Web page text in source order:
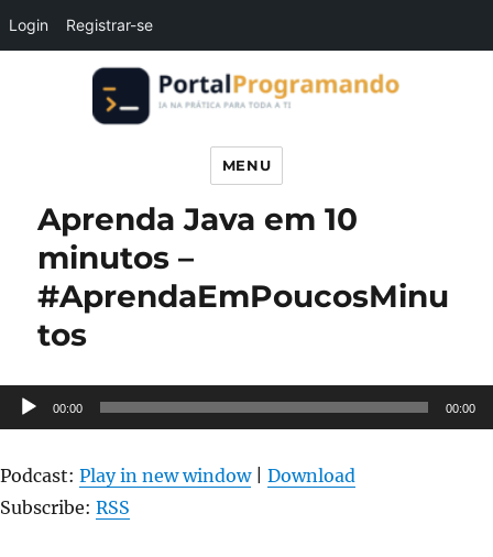
Login Registrar-se
Portal Programando
MENU
Aprenda Java em 10
minutos –
#AprendaEmPoucosMinu
tos
Tocador
de
00:00 00:00
Podcast: Play in new window| Download
Subscribe: RSS